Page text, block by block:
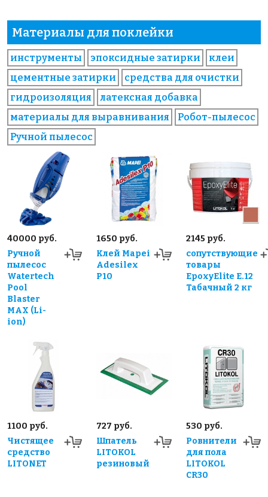
Материалы для поклейки
инструменты эпоксидные затирки
клеи
цементные затирки
средства для очистки
гидроизоляция
латексная добавка
материалы для выравнивания
Робот-пылесос
Ручной пылесос
40000 руб.
Ручной
пылесос
Watertech
Pool
Blaster
MAX (Li-
ion)
1650 руб.
Клей Mapei
Adesilex
P10
2145 руб.
сопутствующие
товары
EpoxyElite E.12
Табачный 2 кг
1100 руб.
Чистящее
средство
LITONET
727 руб.
Шпатель
LITOKOL
резиновый
530 руб.
Ровнители
для пола
LITOKOL
CR30